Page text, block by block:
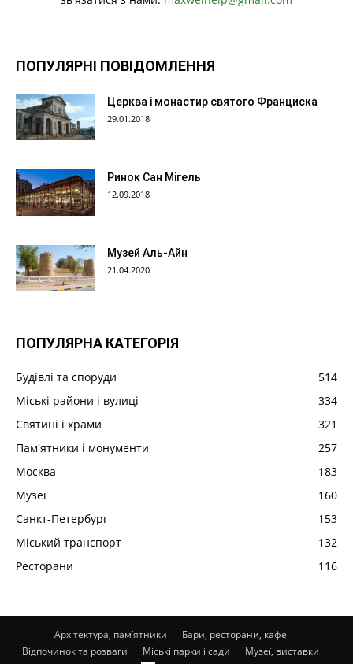
ПОПУЛЯРНІ ПОВІДОМЛЕННЯ
Церква і монастир святого Франциска
29.01.2018
Ринок Сан Мігель
12.09.2018
Музей Аль-Айн
21.04.2020
ПОПУЛЯРНА КАТЕГОРІЯ
Будівлі та споруди
514
Міські райони і вулиці
334
Святині і храми
321
Пам'ятники і монументи
257
Москва
183
Музеї
160
Санкт-Петербург
153
Міський транспорт
132
Ресторани
116
Архітектура, пам’ятники
Бари, ресторани, кафе
Відпочинок та розваги
Міські парки і сади
Музеї, виставки